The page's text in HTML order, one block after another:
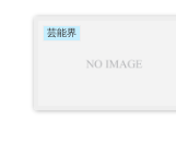
芸能界